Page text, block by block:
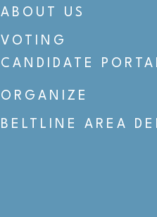
ABOUT US
VOTING
CANDIDATE
ORGANIZE
BELTLINE AREA